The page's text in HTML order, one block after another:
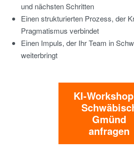
und nächsten Schritten
Einen strukturierten Prozess, der
Pragmatismus verbindet
Einen Impuls, der Ihr Team in
weiterbringt
KI-
Gmünd
anfragen